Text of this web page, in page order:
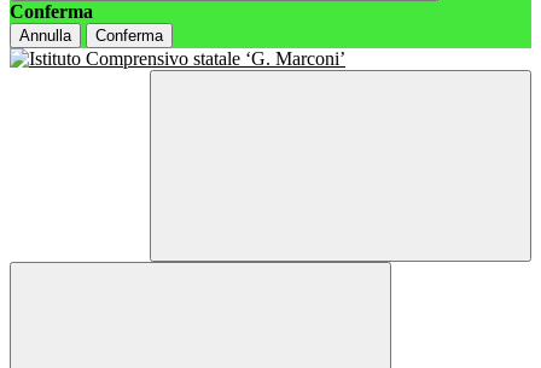
Conferma
Annulla Conferma